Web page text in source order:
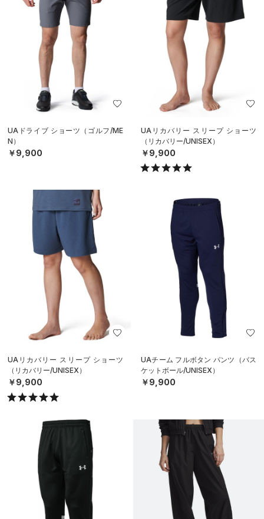
UAドライブ ショーツ（ゴルフ/ME
N）
￥9,900
UAリカバリー スリープ ショーツ
（リカバリー/UNISEX）
￥9,900
UAリカバリー スリープ ショーツ
（リカバリー/UNISEX）
￥9,900
UAチーム フルボタン パンツ（バス
ケットボール/UNISEX）
￥9,900